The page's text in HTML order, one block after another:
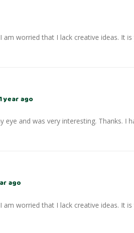
am worried that I lack creative ideas. It
1 year ago
eye and was very interesting. Thanks. I
ago
am worried that I lack creative ideas. It